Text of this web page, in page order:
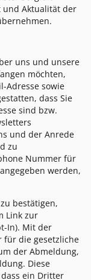
und Aktualität der
uns und unsere
möchten,
Adresse sowie
dass Sie
sind bzw.
und der Anrede
zu
Nummer für
werden,
bestätigen,
Link zur
In). Mit der
für die gesetzliche
der Abmeldung,
Diese
ein Dritter